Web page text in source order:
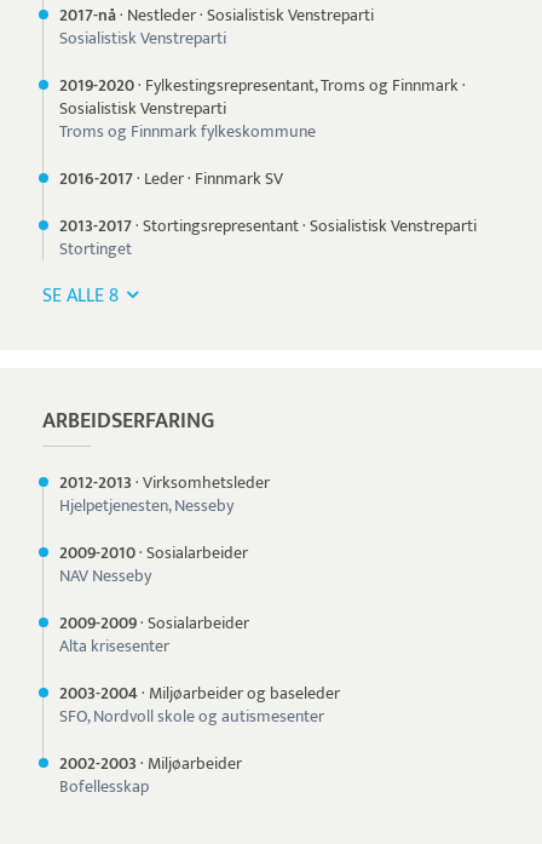
2017-nå· Nestleder·Sosialistisk Venstreparti
Sosialistisk Venstreparti
2019-2020· Fylkestingsrepresentant, Troms og Finnmark·
Sosialistisk Venstreparti
Troms og Finnmark fylkeskommune
2016-2017· Leder· Finnmark SV
2013-2017·Stortingsrepresentant·Sosialistisk Venstreparti
Stortinget
SE ALLE 8
ARBEIDSERFARING
2012-2013·Virksomhetsleder
Hjelpetjenesten, Nesseby
2009-2010·Sosialarbeider
NAV Nesseby
2009-2009·Sosialarbeider
Alta krisesenter
2003-2004· Miljøarbeider og baseleder
SFO, Nordvoll skole og autismesenter
2002-2003· Miljøarbeider
Bofellesskap